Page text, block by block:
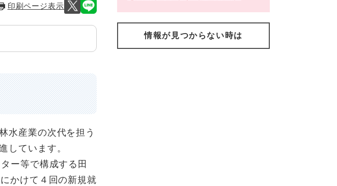
印刷ページ表示
水産業の次代を担う
しています。
ー等で構成する田
かけて４回の新規就
情報が見つからない時は